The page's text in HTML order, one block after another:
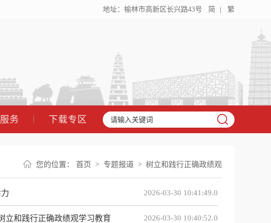
地址：榆林市高新区长兴路43号 简 繁
务 下载专区
您的位置： 首页 > 专题报道 > 树立和践行正确政绩观
2026-03-30 10:41:49.0
2026-03-30 10:40:52.0
和践行正确政绩观学习教育